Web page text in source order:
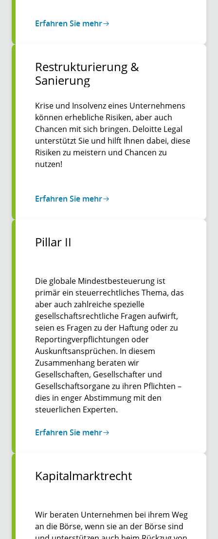
Erfahren Sie mehr
Restrukturierung &
Sanierung
Krise und Insolvenz eines Unternehmens
können erhebliche Risiken, aber auch
Chancen mit sich bringen. Deloitte Legal
unterstützt Sie und hilft Ihnen dabei, diese
Risiken zu meistern und Chancen zu
nutzen!
Erfahren Sie mehr
Pillar II
Die globale Mindestbesteuerung ist
primär ein steuerrechtliches Thema, das
aber auch zahlreiche spezielle
gesellschaftsrechtliche Fragen aufwirft,
seien es Fragen zu der Haftung oder zu
Reportingverpflichtungen oder
Auskunftsansprüchen. In diesem
Zusammenhang beraten wir
Gesellschaften, Gesellschafter und
Gesellschaftsorgane zu ihren Pflichten –
dies in enger Abstimmung mit den
steuerlichen Experten.
Erfahren Sie mehr
Kapitalmarktrecht
Wir beraten Unternehmen bei ihrem Weg
an die Börse, wenn sie an der Börse sind